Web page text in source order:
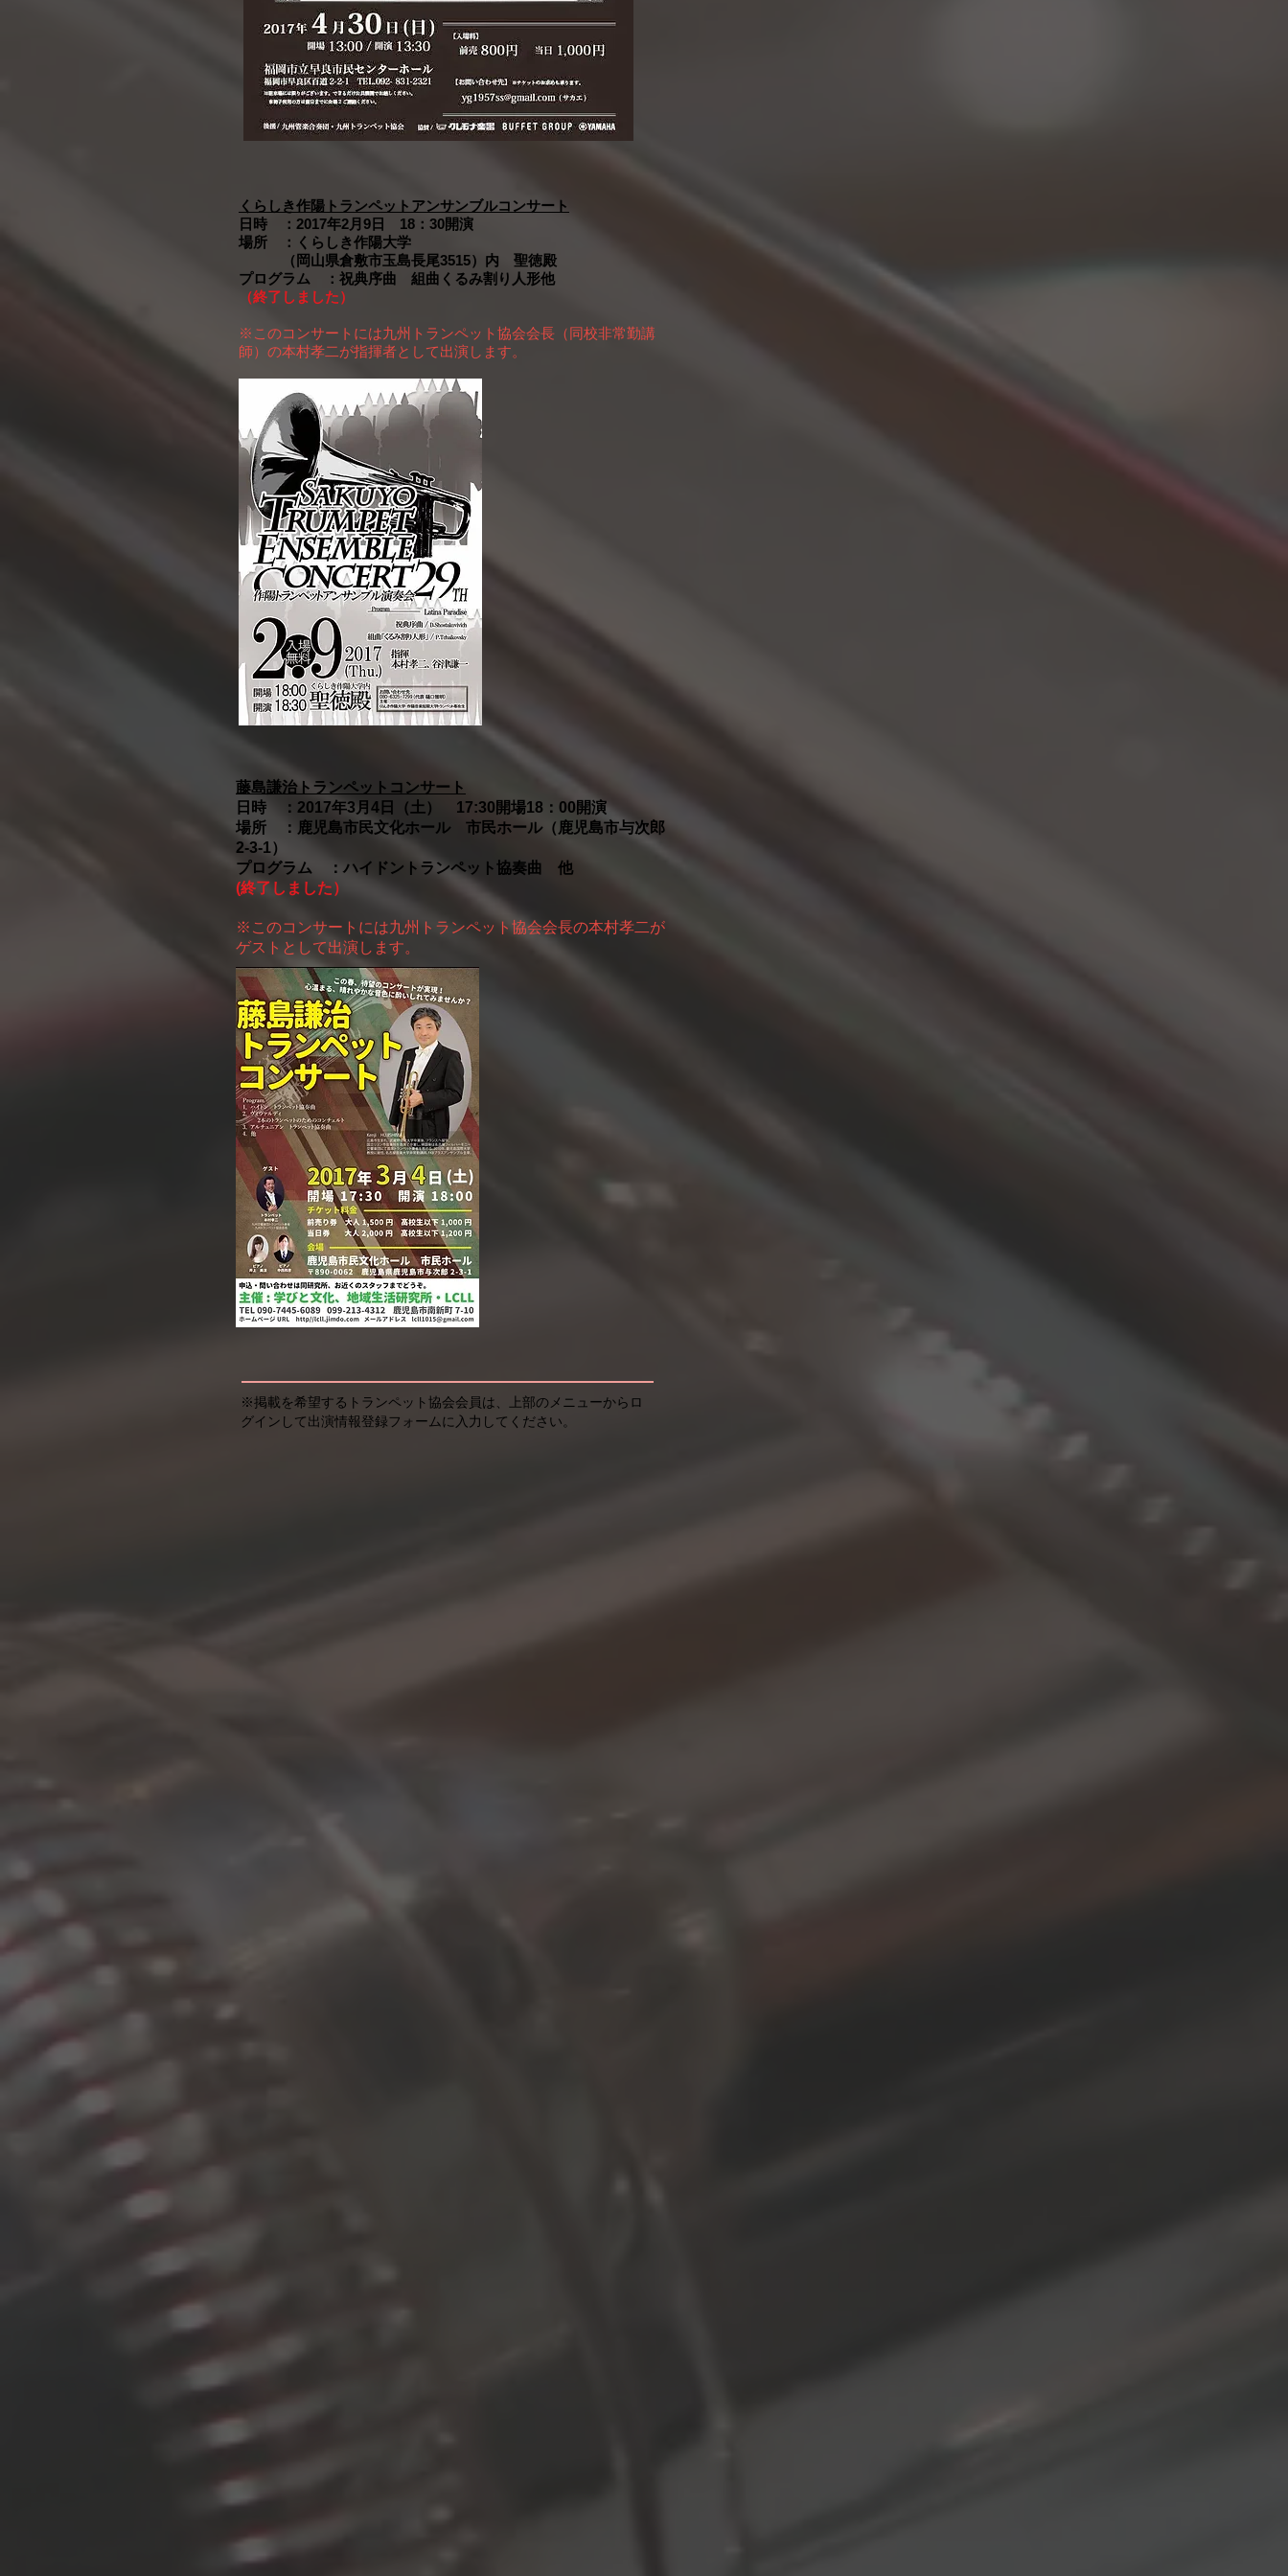
くらしき作陽トランペットアンサンブルコンサート
日時 ：2017年2月9日 18：30開演
場所 ：くらしき作陽大学
（ 岡山県倉敷市玉島長尾3515）内 聖徳殿
プログラム ：祝典序曲 組曲くるみ割り人形他
（終了しました）
※このコンサートには九州トランペット協会会長（同校非常勤講
師）の本村孝二が指揮者として出演します。
藤島謙治トランペットコンサート
日時 ：2017年3月4日（土） 17:30開場18：00開演
場所 ：鹿児島市民文化ホール 市民ホール（鹿児島市与次郎
2-3-1）
プログラム ：ハイドントランペット協奏曲 他
(終了しました）
※このコンサートには九州トランペット協会会長の本村孝二が
ゲストとして出演します。
※掲載を希望するトランペット協会会員は、上部のメニューからロ
グインして出演情報登録フォームに入力してください。